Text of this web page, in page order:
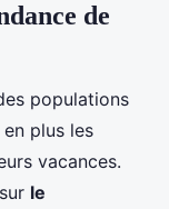
de
populations
plus les
vacances.
le